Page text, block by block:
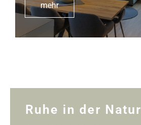
mehr
Ruhe in der Natur